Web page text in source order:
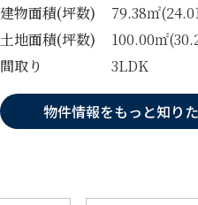
建物面積(坪数)
79.38㎡
土地面積(坪数)
100.00㎡
間取り
3LDK
物件情報をもっと知り